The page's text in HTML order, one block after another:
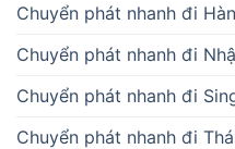
Chuyển phát nhanh đi
Chuyển phát nhanh đi
Chuyển phát nhanh đi
Chuyển phát nhanh đi